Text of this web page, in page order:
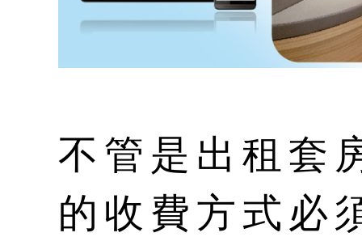
不管是出租套
的收費方式必